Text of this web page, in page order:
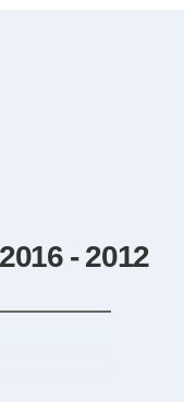
2016 - 2012